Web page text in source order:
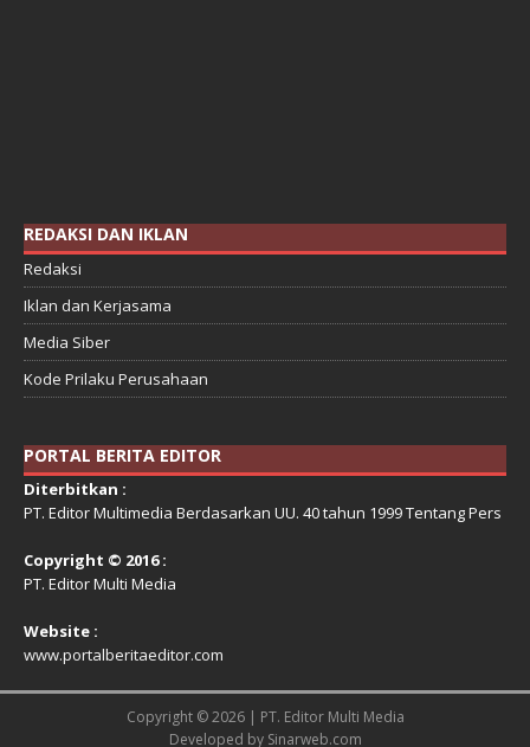
REDAKSI DAN IKLAN
Redaksi
Iklan dan Kerjasama
Media Siber
Kode Prilaku Perusahaan
PORTAL BERITA EDITOR
Diterbitkan :
PT. Editor Multimedia Berdasarkan UU. 40 tahun 1999 Tentang Pers
Copyright © 2016 :
PT. Editor Multi Media
Website :
www.portalberitaeditor.com
Copyright © 2026 | PT. Editor Multi Media
Developed by Sinarweb.com